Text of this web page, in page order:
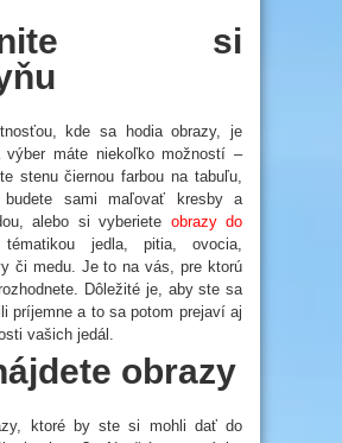
si
kde sa hodia obrazy, je
výber máte niekoľko možností –
stenu čiernou farbou na tabuľu,
sami maľovať kresby a
alebo si vyberiete obrazy do
jedla, pitia, ovocia,
či medu. Je to na vás, pre ktorú
Dôležité je, aby ste sa
príjemne a to sa potom prejaví aj
vašich jedál.
obrazy
ktoré by ste si mohli dať do